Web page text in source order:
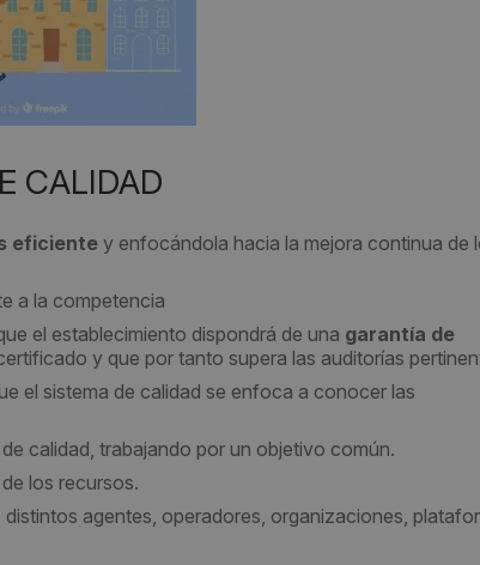
CALIDAD
eficientey enfocándola hacia la mejora continua de
a la competencia
el establecimiento dispondrá de una garantía de
y que por tanto supera las auditorías
el sistema de calidad se enfoca a conocer las
calidad, trabajando por un objetivo común.
los recursos.
agentes, operadores, organizaciones,